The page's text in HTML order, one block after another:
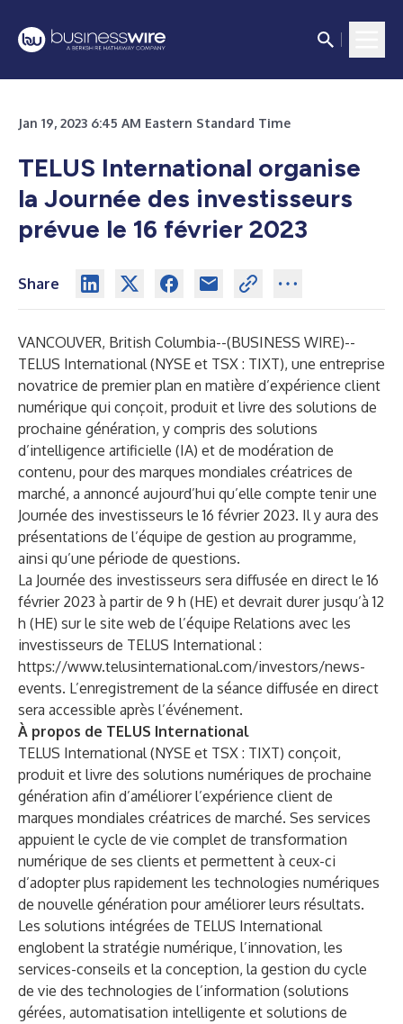
Jan 19, 2023 6:45 AM Eastern Standard Time
TELUS International organise
la Journée des investisseurs
prévue le 16 février 2023
Share
VANCOUVER, British Columbia--(BUSINESS WIRE)--
TELUS International (NYSE et TSX : TIXT), une entreprise
novatrice de premier plan en matière d’expérience client
numérique qui conçoit, produit et livre des solutions de
prochaine génération, y compris des solutions
d’intelligence artificielle (IA) et de modération de
contenu, pour des marques mondiales créatrices de
marché, a annoncé aujourd’hui qu’elle compte tenir une
Journée des investisseurs le 16 février 2023. Il y aura des
présentations de l’équipe de gestion au programme,
ainsi qu’une période de questions.
La Journée des investisseurs sera diffusée en direct le 16
février 2023 à partir de 9 h (HE) et devrait durer jusqu’à 12
h (HE) sur le site web de l’équipe Relations avec les
investisseurs de TELUS International :
https://www.telusinternational.com/investors/news-
events. L’enregistrement de la séance diffusée en direct
sera accessible après l’événement.
À propos de TELUS International
TELUS International (NYSE et TSX : TIXT) conçoit,
produit et livre des solutions numériques de prochaine
génération afin d’améliorer l’expérience client de
marques mondiales créatrices de marché. Ses services
appuient le cycle de vie complet de transformation
numérique de ses clients et permettent à ceux-ci
d’adopter plus rapidement les technologies numériques
de nouvelle génération pour améliorer leurs résultats.
Les solutions intégrées de TELUS International
englobent la stratégie numérique, l’innovation, les
services-conseils et la conception, la gestion du cycle
de vie des technologies de l’information (solutions
gérées, automatisation intelligente et solutions de